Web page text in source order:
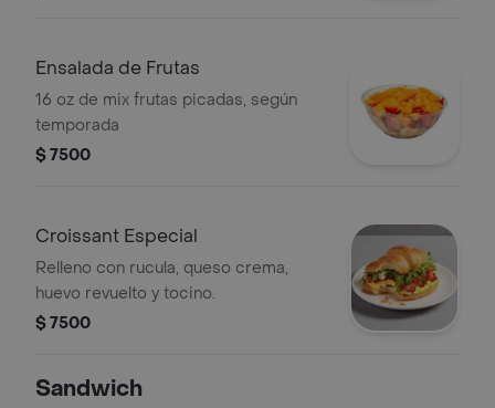
Ensalada de Frutas
16 oz de mix frutas picadas, según
temporada
$ 7500
Croissant Especial
Relleno con rucula, queso crema,
huevo revuelto y tocino.
$ 7500
Sandwich